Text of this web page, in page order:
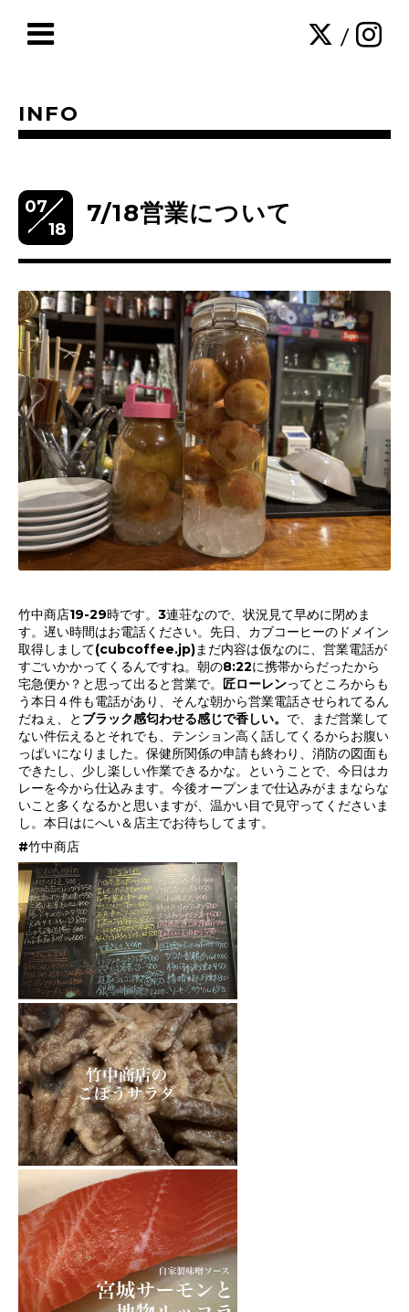
/
INFO
07
18
7/18営業について
竹中商店19-29時です。3連荘なので、状況見て早めに閉めま
す。遅い時間はお電話ください。先日、カブコーヒーのドメイン
取得しまして(cubcoffee.jp)まだ内容は仮なのに、営業電話が
すごいかかってくるんですね。朝の8:22に携帯からだったから
宅急便か？と思って出ると営業で。 匠ローレンってところからも
う本日４件も電話があり、そんな朝から営業電話させられてるん
だねぇ、と ブラック感匂わせる感じで香しい。 で、まだ営業して
ない件伝えるとそれでも、テンション高く話してくるからお腹い
っぱいになりました。保健所関係の申請も終わり、消防の図面も
できたし、少し楽しい作業できるかな。ということで、今日はカ
レーを今から仕込みます。今後オープンまで仕込みがままならな
いこと多くなるかと思いますが、温かい目で見守ってくださいま
し。本日はにへい＆店主でお待ちしてます。
#竹中商店